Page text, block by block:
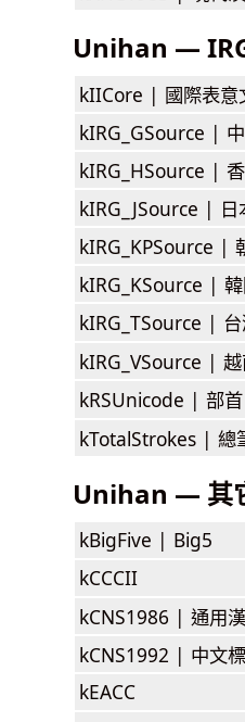
Unihan —
kIICore | 國際表意
kIRG_GSource |
kIRG_HSource |
kIRG_JSource |
kIRG_KPSource |
kIRG_KSource |
kIRG_TSource |
kIRG_VSource |
kRSUnicode | 部
kTotalStrokes | 總
Unihan — 其
kBigFive | Big5
kCCCII
kCNS1986 | 通用
kCNS1992 | 中文
kEACC